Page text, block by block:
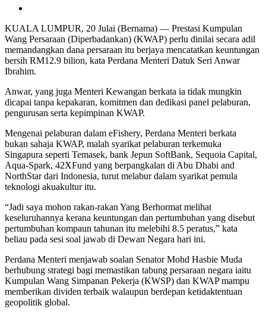
KUALA LUMPUR, 20 Julai (Bernama) — Prestasi Kumpulan
Wang Persaraan (Diperbadankan) (KWAP) perlu dinilai secara adil
memandangkan dana persaraan itu berjaya mencatatkan keuntungan
bersih RM12.9 bilion, kata Perdana Menteri Datuk Seri Anwar
Ibrahim.
Anwar, yang juga Menteri Kewangan berkata ia tidak mungkin
dicapai tanpa kepakaran, komitmen dan dedikasi panel pelaburan,
pengurusan serta kepimpinan KWAP.
Mengenai pelaburan dalam eFishery, Perdana Menteri berkata
bukan sahaja KWAP, malah syarikat pelaburan terkemuka
Singapura seperti Temasek, bank Jepun SoftBank, Sequoia Capital,
Aqua-Spark, 42XFund yang berpangkalan di Abu Dhabi and
NorthStar dari Indonesia, turut melabur dalam syarikat pemula
teknologi akuakultur itu.
“Jadi saya mohon rakan-rakan Yang Berhormat melihat
keseluruhannya kerana keuntungan dan pertumbuhan yang disebut
pertumbuhan kompaun tahunan itu melebihi 8.5 peratus,” kata
beliau pada sesi soal jawab di Dewan Negara hari ini.
Perdana Menteri menjawab soalan Senator Mohd Hasbie Muda
berhubung strategi bagi memastikan tabung persaraan negara iaitu
Kumpulan Wang Simpanan Pekerja (KWSP) dan KWAP mampu
memberikan dividen terbaik walaupun berdepan ketidaktentuan
geopolitik global.